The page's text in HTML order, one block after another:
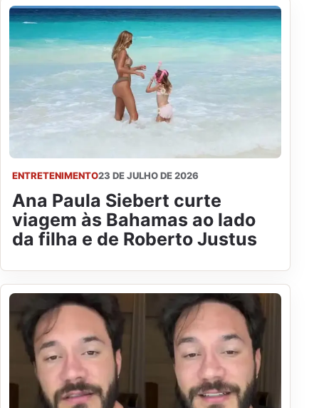
ENTRETENIMENTO23 DE JULHO DE 2026
Ana Paula Siebert curte
viagem às Bahamas ao lado
da filha e de Roberto Justus